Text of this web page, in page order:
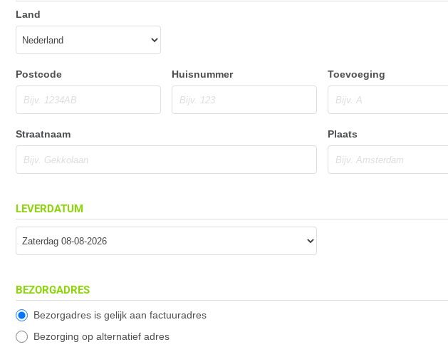
Land
Postcode Huisnummer Toevoeging
Straatnaam Plaats
LEVERDATUM
BEZORGADRES
Bezorgadres is gelijk aan factuuradres
Bezorging op alternatief adres